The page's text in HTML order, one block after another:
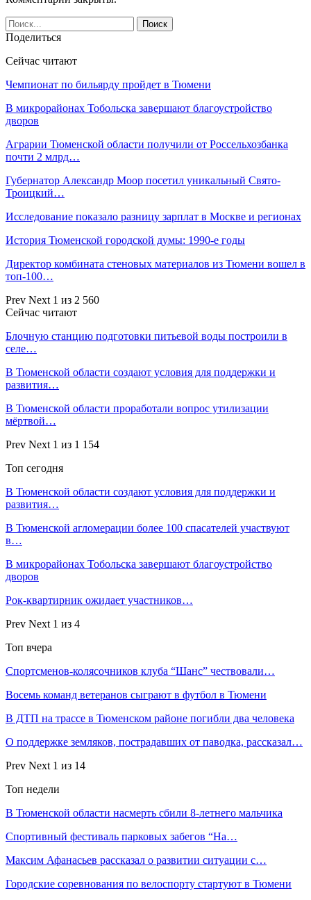
Поделиться
Сейчас читают
Чемпионат по бильярду пройдет в Тюмени
В микрорайонах Тобольска завершают благоустройство
дворов
Аграрии Тюменской области получили от Россельхозбанка
почти 2 млрд…
Губернатор Александр Моор посетил уникальный Свято-
Троицкий…
Исследование показало разницу зарплат в Москве и регионах
История Тюменской городской думы: 1990-е годы
Директор комбината стеновых материалов из Тюмени вошел в
топ-100…
Prev Next 1 из 2 560
Сейчас читают
Блочную станцию подготовки питьевой воды построили в
селе…
В Тюменской области создают условия для поддержки и
развития…
В Тюменской области проработали вопрос утилизации
мёртвой…
Prev Next 1 из 1 154
Топ сегодня
В Тюменской области создают условия для поддержки и
развития…
В Тюменской агломерации более 100 спасателей участвуют
в…
В микрорайонах Тобольска завершают благоустройство
дворов
Рок-квартирник ожидает участников…
Prev Next 1 из 4
Топ вчера
Спортсменов-колясочников клуба “Шанс” чествовали…
Восемь команд ветеранов сыграют в футбол в Тюмени
В ДТП на трассе в Тюменском районе погибли два человека
О поддержке земляков, пострадавших от паводка, рассказал…
Prev Next 1 из 14
Топ недели
В Тюменской области насмерть сбили 8-летнего мальчика
Спортивный фестиваль парковых забегов “На…
Максим Афанасьев рассказал о развитии ситуации с…
Городские соревнования по велоспорту стартуют в Тюмени